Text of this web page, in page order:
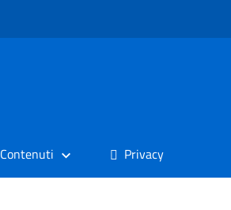
Contenuti Privacy